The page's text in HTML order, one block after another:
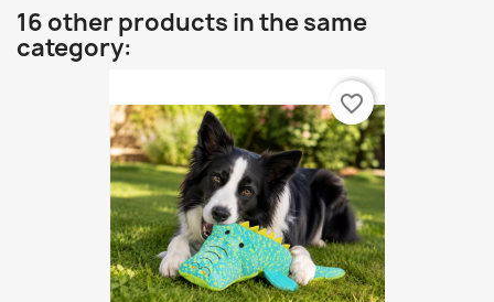
16 other products in the same
category:
favorite_border